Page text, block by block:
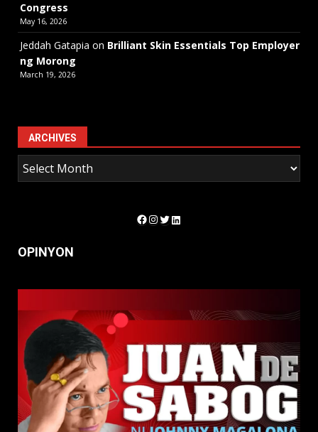
Congress
May 16, 2026
Jeddah Gatapia on Brilliant Skin Essentials Top Employer
ng Morong
March 19, 2026
ARCHIVES
Facebook
Instagram
Twitter
LinkedIn
OPINYON